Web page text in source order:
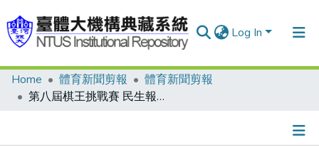
Log In
Communities & Collections
Home 體育新聞剪報
體育新聞剪報
第八屆棋王挑戰賽 民生報主辦 觀戰陳憲輝 棋王陳永安、名人周咸亨 第七局第六譜 劇變